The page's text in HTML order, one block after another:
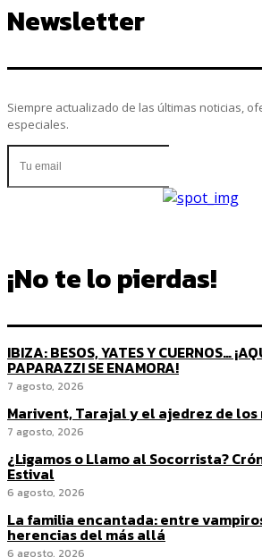
Newsletter
Siempre actualizado de las últimas noticias,
especiales.
¡No te lo pierdas!
IBIZA: BESOS, YATES Y CUERNOS…
PAPARAZZI SE ENAMORA!
7 agosto, 2026
Marivent, Tarajal y el ajedrez de los
7 agosto, 2026
¿Ligamos o Llamo al Socorrista?
Estival
6 agosto, 2026
La familia encantada: entre
herencias del más allá
6 agosto, 2026